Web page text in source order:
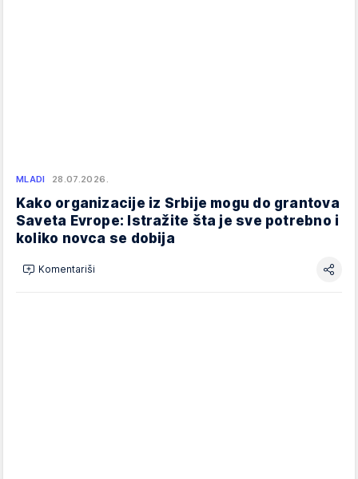
MLADI 28.07.2026.
Kako organizacije iz Srbije mogu do grantova
Saveta Evrope: Istražite šta je sve potrebno i
koliko novca se dobija
Komentariši